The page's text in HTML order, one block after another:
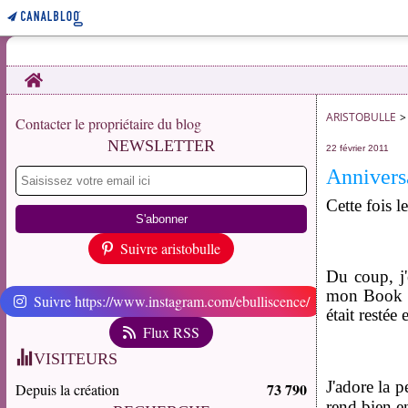
Home
Contacter le propriétaire du blog
NEWSLETTER
Suivre aristobulle
Suivre https://www.instagram.com/ebulliscence/
Flux RSS
VISITEURS
Depuis la création 73 790
ARISTOBULLE >
22 février 2011
Cette fois
Du coup,
mon Book
était restée
J'adore la